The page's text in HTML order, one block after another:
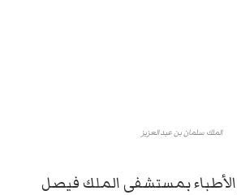
الملك سلمان بن عبدالعزيز
بمستشفى الملك فيصل